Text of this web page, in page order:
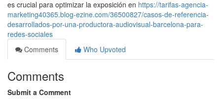
es crucial para optimizar la exposición en https://tarifas-agencia-
marketing40365.blog-ezine.com/36500827/casos-de-referencia-
desarrollados-por-una-productora-audiovisual-barcelona-para-
redes-sociales
Comments
Who Upvoted
Comments
Submit a Comment